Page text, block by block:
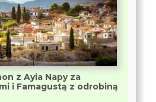
z Ayia Napy za
i Famagustą z odrobiną